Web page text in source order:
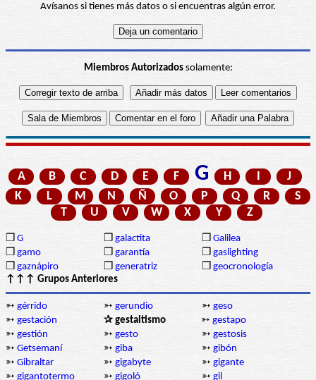
Avísanos si tienes más datos o si encuentras algún error.
Miembros Autorizadossolamente:
A B C D E F G H I
J
K
L M N Ñ O P Q R
S
T
U V W X Y Z
❒ G ❒ galactita ❒ Galilea
❒ gamo ❒ garantía ❒ gaslighting
❒ gaznápiro ❒ generatriz ❒ geocronología
↑↑↑ Grupos Anteriores
➳ gérrido ➳ gerundio ➳ geso
➳ gestación ✰ gestaltismo ➳ gestapo
➳ gestión ➳ gesto ➳ gestosis
➳ Getsemaní ➳ giba ➳ gibón
➳ Gibraltar ➳ gigabyte ➳ gigante
➳ gigantotermo ➳ gigoló ➳ gil